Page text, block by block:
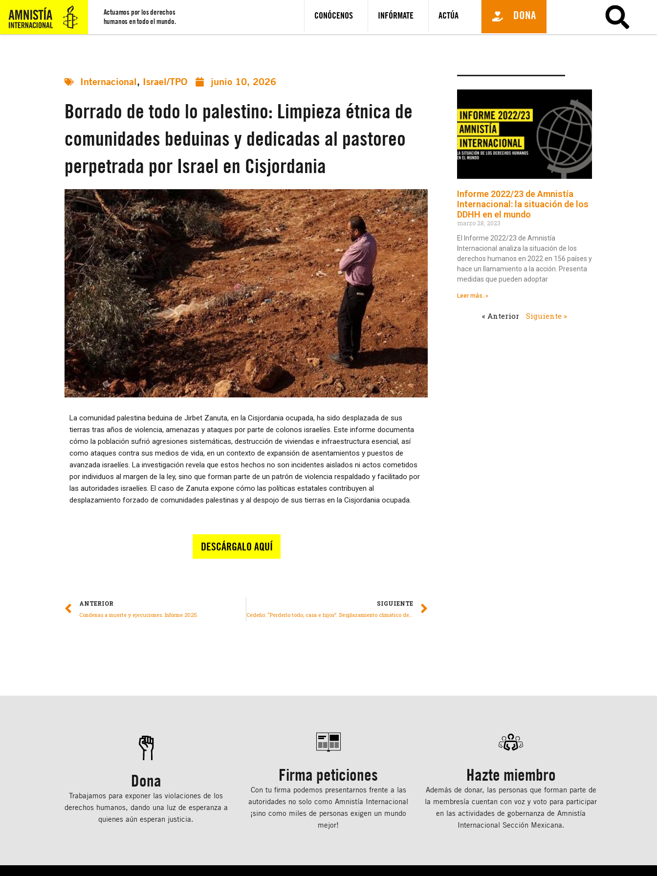
Actuamos por los derechos
humanos en todo el mundo.
CONÓCENOS INFÓRMATE ACTÚA DONA
Internacional, Israel/TPO junio 10, 2026
Borrado de todo lo palestino: Limpieza étnica de
comunidades beduinas y dedicadas al pastoreo
perpetrada por Israel en Cisjordania
La comunidad palestina beduina de Jirbet Zanuta, en la Cisjordania ocupada, ha sido desplazada de sus
tierras tras años de violencia, amenazas y ataques por parte de colonos israelíes. Este informe documenta
cómo la población sufrió agresiones sistemáticas, destrucción de viviendas e infraestructura esencial, así
como ataques contra sus medios de vida, en un contexto de expansión de asentamientos y puestos de
avanzada israelíes. La investigación revela que estos hechos no son incidentes aislados ni actos cometidos
por individuos al margen de la ley, sino que forman parte de un patrón de violencia respaldado y facilitado por
las autoridades israelíes. El caso de Zanuta expone cómo las políticas estatales contribuyen al
desplazamiento forzado de comunidades palestinas y al despojo de sus tierras en la Cisjordania ocupada.
ANTERIOR
Condenas a muerte y ejecuciones. Informe 2025.
SIGUIENTE
Cedeño: “Perderlo todo, casa e hijos”. Desplazamiento climático desde el Pacífico Hondureño
Informe 2022/23 de Amnistía
Internacional: la situación de los
DDHH en el mundo
marzo 28, 2023
El Informe 2022/23 de Amnistía
Internacional analiza la situación de los
derechos humanos en 2022 en 156 países y
hace un llamamiento a la acción. Presenta
medidas que pueden adoptar
Leer más..»
« Anterior Siguiente »
Dona
Trabajamos para exponer las violaciones de los
derechos humanos, dando una luz de esperanza a
quienes aún esperan justicia.
Firma peticiones
Con tu ﬁrma podemos presentarnos frente a las
autoridades no solo como Amnistía Internacional
¡sino como miles de personas exigen un mundo
mejor!
Hazte miembro
Además de donar, las personas que forman parte de
la membresía cuentan con voz y voto para participar
en las actividades de gobernanza de Amnistía
Internacional Sección Mexicana.